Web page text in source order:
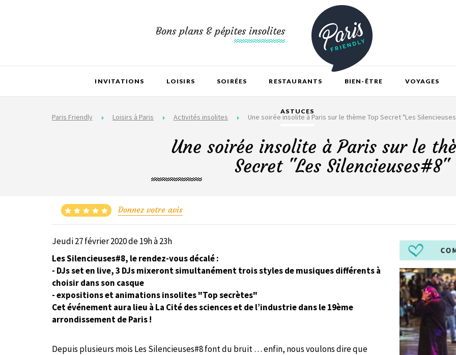
Bons plans & pépites insolites
INVITATIONS LOISIRS SOIRÉES RESTAURANTS BIEN-ÊTRE VOYAGES
ASTUCES
Paris Friendly Loisirs à Paris Activités insolites Une soirée insolite à Paris sur le thème Top Secret "Les
Une soirée insolite à Paris sur le
Secret "Les Silencieuses#8"
Donnez votre avis
Jeudi 27 février 2020 de 19h à 23h
Les Silencieuses#8, le rendez-vous décalé :
- DJs set en live, 3 DJs mixeront simultanément trois styles de musiques différents à
choisir dans son casque
- expositions et animations insolites "Top secrètes"
Cet événement aura lieu à La Cité des sciences et de l’industrie dans le 19ème
arrondissement de Paris !
Depuis plusieurs mois Les Silencieuses#8 font du bruit … enfin, nous voulons dire que